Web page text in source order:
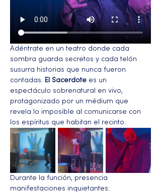
Adéntrate en un teatro donde cada
sombra guarda secretos y cada telón
susurra historias que nunca fueron
contadas.
El Sacerdote es un
espectáculo sobrenatural en vivo,
protagonizado por un médium que
revela lo imposible al comunicarse con
los espíritus que habitan el recinto.
Durante la función, presencia
manifestaciones inquietantes: